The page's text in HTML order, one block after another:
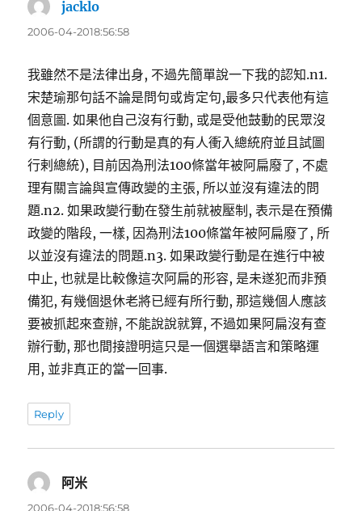
jacklo
示:
2006-04-2018:56:58
我雖然不是法律出身, 不過先簡單說一下我的認知.n1.
宋楚瑜那句話不論是問句或肯定句,最多只代表他有這
個意圖. 如果他自己沒有行動, 或是受他鼓動的民眾沒
有行動, (所謂的行動是真的有人衝入總統府並且試圖
行剌總統), 目前因為刑法100條當年被阿扁廢了, 不處
理有關言論與宣傳政變的主張, 所以並沒有違法的問
題.n2. 如果政變行動在發生前就被壓制, 表示是在預備
政變的階段, 一樣, 因為刑法100條當年被阿扁廢了, 所
以並沒有違法的問題.n3. 如果政變行動是在進行中被
中止, 也就是比較像這次阿扁的形容, 是未遂犯而非預
備犯, 有幾個退休老將已經有所行動, 那這幾個人應該
要被抓起來查辦, 不能說說就算, 不過如果阿扁沒有查
辦行動, 那也間接證明這只是一個選舉語言和策略運
用, 並非真正的當一回事.
Reply
阿米
示:
2006-04-2018:56:58